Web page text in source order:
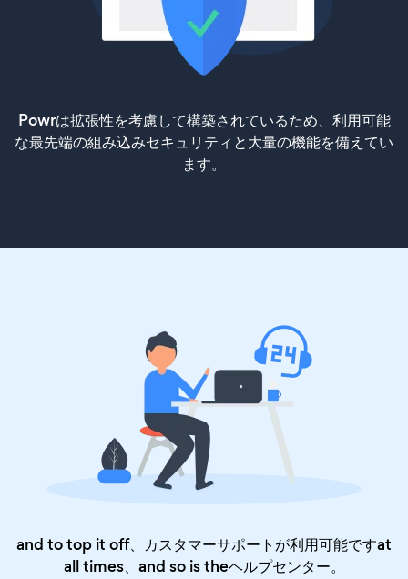
Powrは拡張性を考慮して構築されているため、利用可能
な最先端の組み込みセキュリティと大量の機能を備えてい
ます。
and to top it off、カスタマーサポートが利用可能ですat
all times、and so is theヘルプセンター。